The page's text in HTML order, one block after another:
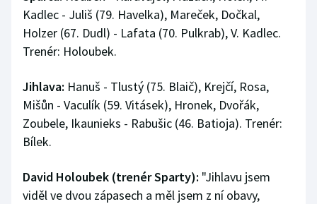
Kadlec - Juliš (79. Havelka), Mareček, Dočkal,
Holzer (67. Dudl) - Lafata (70. Pulkrab), V. Kadlec.
Trenér: Holoubek.
Jihlava: Hanuš - Tlustý (75. Blaič), Krejčí, Rosa,
Mišůn - Vaculík (59. Vitásek), Hronek, Dvořák,
Zoubele, Ikaunieks - Rabušic (46. Batioja). Trenér:
Bílek.
David Holoubek (trenér Sparty): "Jihlavu jsem
viděl ve dvou zápasech a měl jsem z ní obavy,